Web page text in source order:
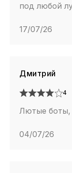
под любой
17/07/26
Дмитрий
4
Лютые боты,
04/07/26